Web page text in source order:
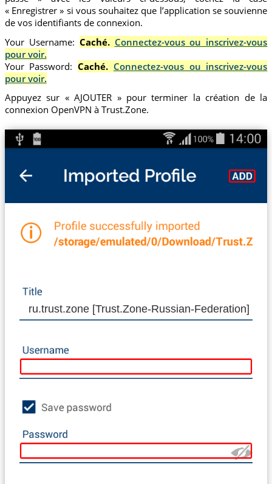
« Enregistrer » si vous souhaitez que l’application se souvienne
de vos identifiants de connexion.
Your Username: Caché. Connectez-vous ou inscrivez-vous
pour voir.
Your Password:Caché. Connectez-vous ou inscrivez-vous
pour voir.
Appuyez sur « AJOUTER » pour terminer la création de la
connexion OpenVPN à Trust.Zone.
ru.trust.zone [Trust.Zone-Russian-Federation]